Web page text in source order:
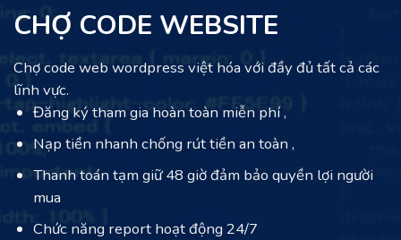
CHỢ CODE WEBSITE
Chợ code web wordpress việt hóa với đầy đủ tất cả các
lĩnh vực.
Đăng ký tham gia hoàn toàn miễn phí ,
Nạp tiền nhanh chống rút tiền an toàn ,
Thanh toán tạm giữ 48 giờ đảm bảo quyền lợi người
mua
Chức năng report hoạt động 24/7